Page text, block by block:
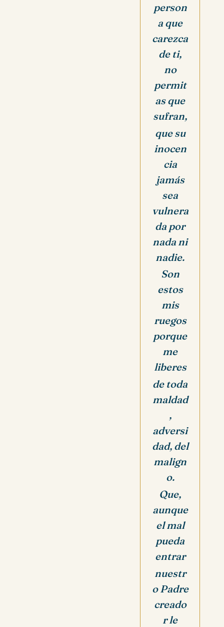
person
a que
carezca
de ti,
no
permit
as que
sufran,
que su
inocen
cia
jamás
sea
vulnera
da por
nada ni
nadie.
Son
estos
mis
ruegos
porque
me
liberes
de toda
maldad
,
adversi
dad, del
malign
o.
Que,
aunque
el mal
pueda
entrar
nuestr
o Padre
creado
r le